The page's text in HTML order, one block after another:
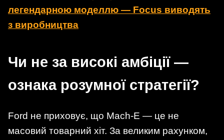
легендарною моделлю — Focus виводять
з виробництва
Чи не за високі амбіції —
ознака розумної стратегії?
Ford не приховує, що Mach-E — це не
масовий товарний хіт. За великим рахунком,